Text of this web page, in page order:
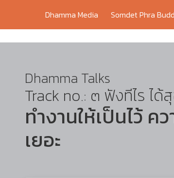
Dhamma Media Somdet Phra
Dhamma Talks
Track no.: ๓ ฟังทีไร ได้
ทำงานให้เป็นไว้ ค
เยอะ